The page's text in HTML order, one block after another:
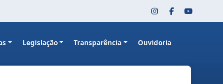
Legislação Transparência Ouvidoria